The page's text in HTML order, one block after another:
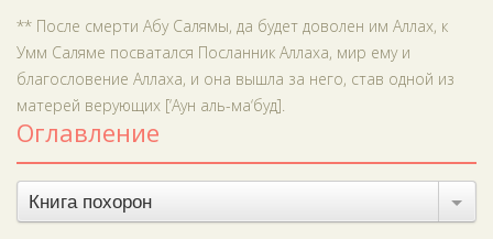
** После смерти Абу Салямы, да будет доволен им Аллах, к
Умм Саляме посватался Посланник Аллаха, мир ему и
благословение Аллаха, и она вышла за него, став одной из
матерей верующих [‘Аун аль-ма‘буд].
Оглавление
Книга похорон